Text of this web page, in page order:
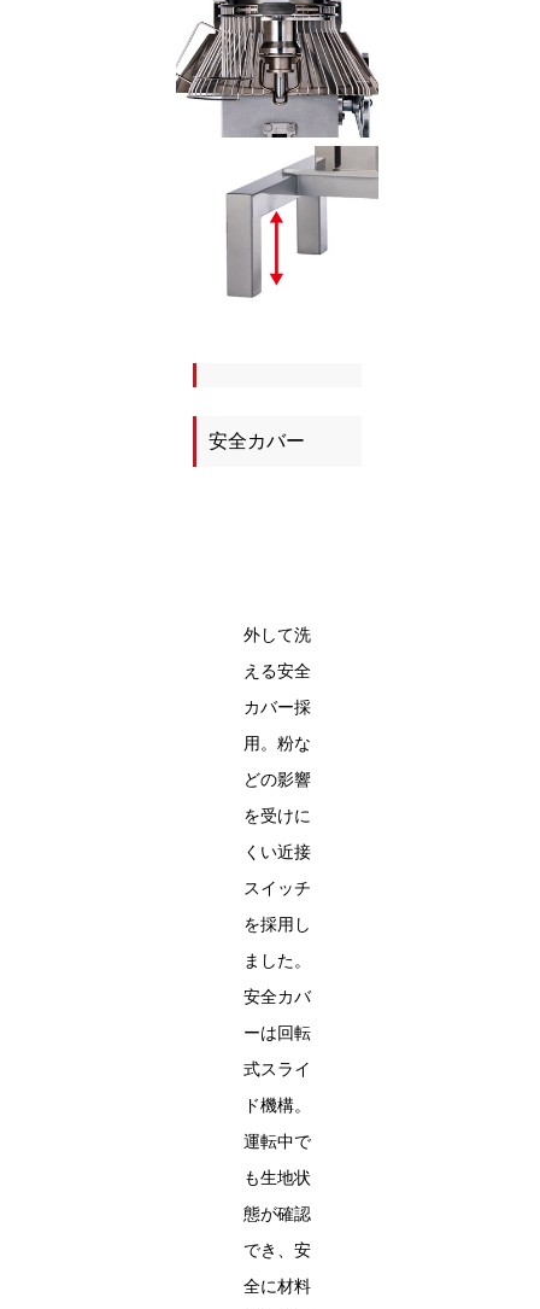
安全カバー
外して洗
える安全
カバー採
用。粉な
どの影響
を受けに
くい近接
スイッチ
を採用し
ました。
安全カバ
ーは回転
式スライ
ド機構。
運転中で
も生地状
態が確認
でき、安
全に材料